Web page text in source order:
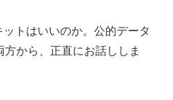
トはいいのか。公的データ
から、正直にお話ししま